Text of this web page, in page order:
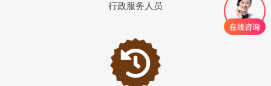
行政服务人员